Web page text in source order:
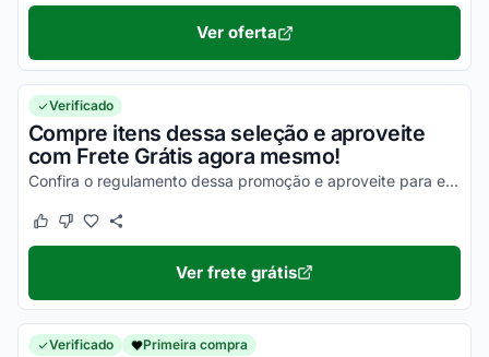
Ver oferta
Verificado
Compre itens dessa seleção e aproveite
com Frete Grátis agora mesmo!
Confira o regulamento dessa promoção e aproveite para economizar na entrega dos seus produtos!
Este cupom funcionou
Este cupom não funcionou
Ver frete grátis
Verificado Primeira compra